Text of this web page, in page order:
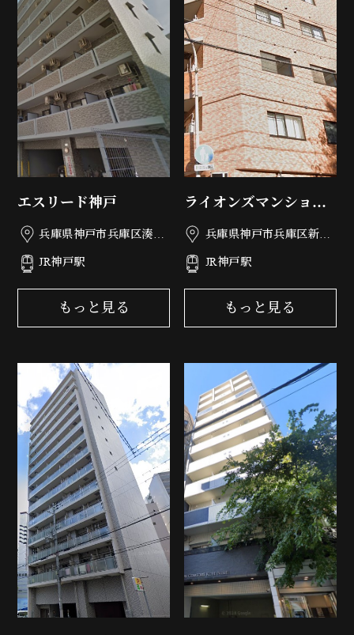
エスリード神戸
兵庫県神戸市兵庫区湊町
JR神戸駅
もっと見る
ライオンズマンション
神戸第3
兵庫県神戸市兵庫区新開
JR神戸駅
もっと見る